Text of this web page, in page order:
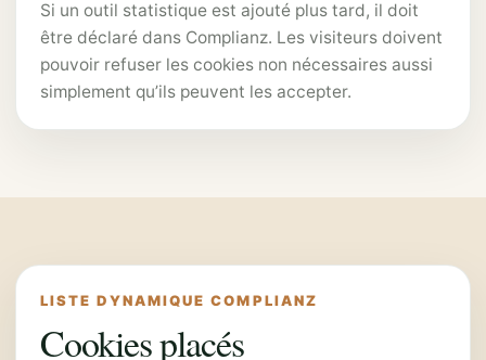
Si un outil statistique est ajouté plus tard, il doit
être déclaré dans Complianz. Les visiteurs doivent
pouvoir refuser les cookies non nécessaires aussi
simplement qu’ils peuvent les accepter.
LISTE DYNAMIQUE COMPLIANZ
Cookies placés